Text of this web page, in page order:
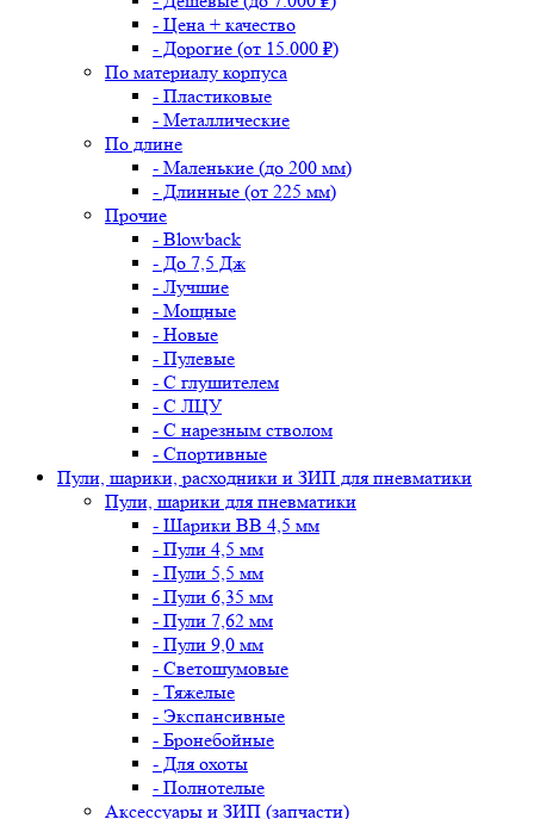
- Цена + качество
- Дорогие (от 15.000 ₽)
По материалу корпуса
- Пластиковые
- Металлические
По длине
- Маленькие (до 200 мм)
- Длинные (от 225 мм)
Прочие
- Blowback
- До 7,5 Дж
- Лучшие
- Мощные
- Новые
- Пулевые
- С глушителем
- С ЛЦУ
- С нарезным стволом
- Спортивные
Пули, шарики, расходники и ЗИП для пневматики
Пули, шарики для пневматики
- Шарики BB 4,5 мм
- Пули 4,5 мм
- Пули 5,5 мм
- Пули 6,35 мм
- Пули 7,62 мм
- Пули 9,0 мм
- Светошумовые
- Тяжелые
- Экспансивные
- Бронебойные
- Для охоты
- Полнотелые
Аксессуары и ЗИП (запчасти)